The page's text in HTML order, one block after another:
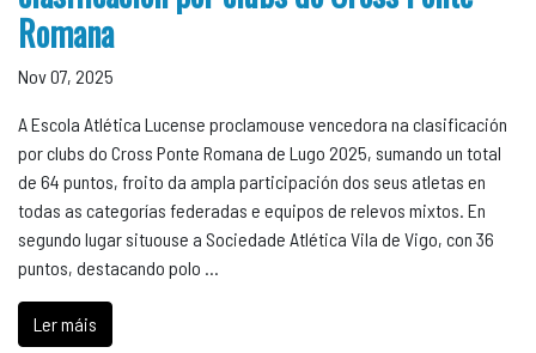
Romana
Nov 07, 2025
A Escola Atlética Lucense proclamouse vencedora na clasificación
por clubs do Cross Ponte Romana de Lugo 2025, sumando un total
de 64 puntos, froito da ampla participación dos seus atletas en
todas as categorías federadas e equipos de relevos mixtos. En
segundo lugar situouse a Sociedade Atlética Vila de Vigo, con 36
puntos, destacando polo …
Ler máis